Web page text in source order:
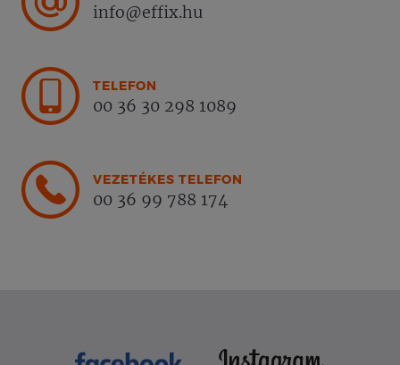
info@effix.hu
TELEFON
00 36 30 298 1089
VEZETÉKES TELEFON
00 36 99 788 174